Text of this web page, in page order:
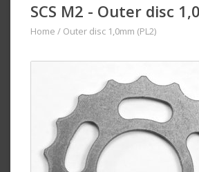
SCS M2 - Outer disc
Home / Outer disc 1,0mm (PL2)